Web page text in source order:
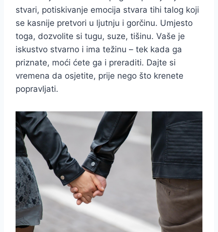
stvari, potiskivanje emocija stvara tihi talog koji
se kasnije pretvori u ljutnju i gorčinu. Umjesto
toga, dozvolite si tugu, suze, tišinu. Vaše je
iskustvo stvarno i ima težinu – tek kada ga
priznate, moći ćete ga i preraditi. Dajte si
vremena da osjetite, prije nego što krenete
popravljati.